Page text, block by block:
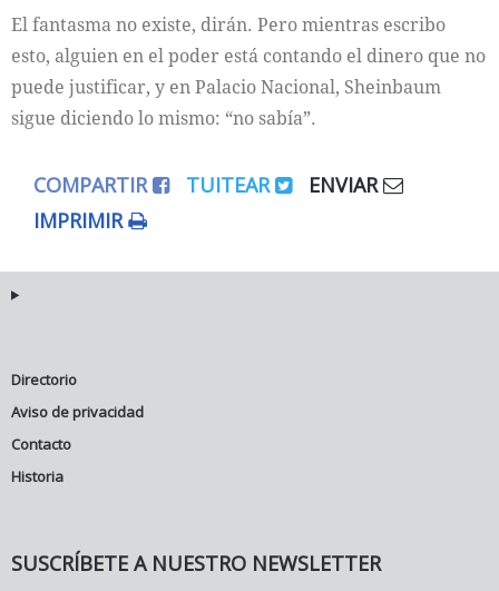
El fantasma no existe, dirán. Pero mientras escribo
esto, alguien en el poder está contando el dinero que no
puede justificar, y en Palacio Nacional, Sheinbaum
sigue diciendo lo mismo: “no sabía”.
COMPARTIR TUITEAR
ENVIAR
IMPRIMIR
Directorio
Aviso de privacidad
Contacto
Historia
SUSCRÍBETE A NUESTRO NEWSLETTER